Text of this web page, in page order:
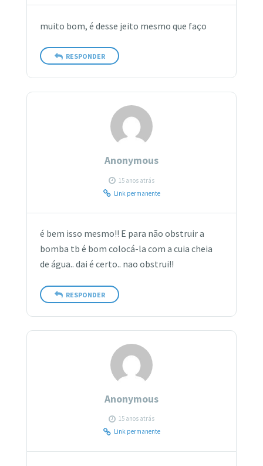
muito bom, é desse jeito mesmo que faço
RESPONDER
Anonymous
15 anos atrás
Link permanente
é bem isso mesmo!! E para não obstruir a
bomba tb é bom colocá-la com a cuia cheia
de água.. dai é certo.. nao obstrui!!
RESPONDER
Anonymous
15 anos atrás
Link permanente